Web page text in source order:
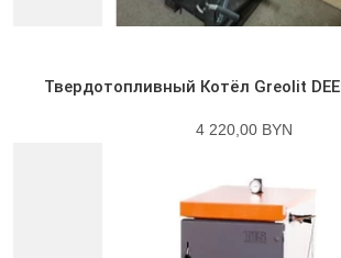
Твердотопливный Котёл Greolit
4 220,00 BYN